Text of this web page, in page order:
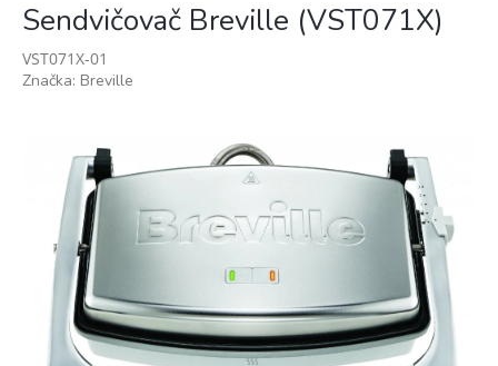
Sendvičovač Breville (VST071X)
VST071X-01
Značka: Breville